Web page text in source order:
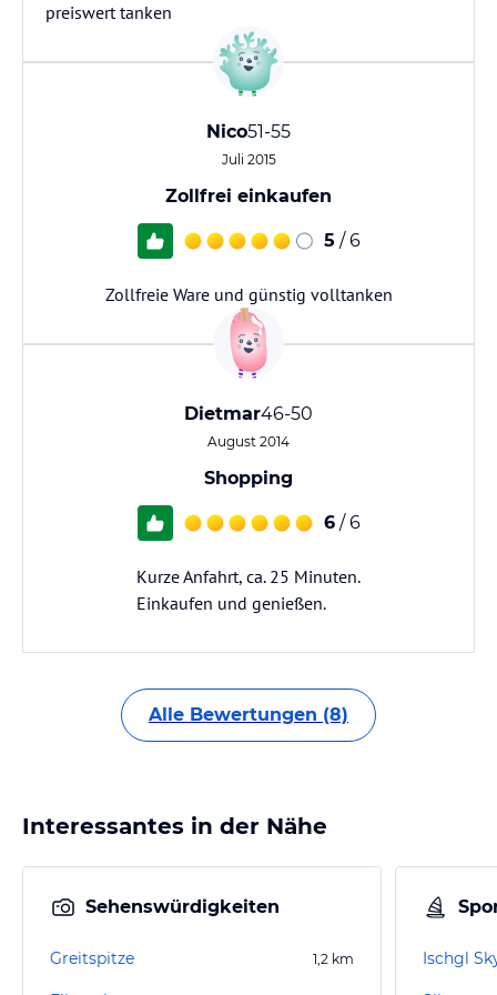
preiswert tanken
Nico51-55
Juli 2015
Zollfrei einkaufen
5 / 6
Zollfreie Ware und günstig volltanken
Dietmar46-50
August 2014
Shopping
6 / 6
Kurze Anfahrt, ca. 25 Minuten.
Einkaufen und genießen.
Alle Bewertungen (8)
Interessantes in der Nähe
Sehenswürdigkeiten
Greitspitze 1,2 km Ischgl